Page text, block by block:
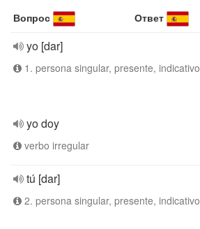
Вопрос Ответ
yo [dar]
1. persona singular, presente, indicativo
yo doy
verbo irregular
tú [dar]
2. persona singular, presente, indicativo